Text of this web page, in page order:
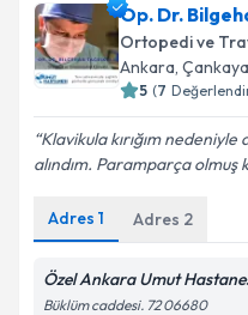
Prof. Dr. Mehmet
takvimi talebi
almanız için bir takvim
bilgilendireceğiz.
E-posta Adresiniz
Kişisel
Metni'ni okudum
kapsamda
Op. Dr.
Ortopedi ve
Ankara, Çankaya
5 (7
Klavikula kırığım
alındım. Paramparça olmuş
Adres 1 Adres 2
Özel Ankara Umut
Büklüm caddesi. 72 06680